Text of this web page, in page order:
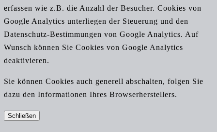
erfassen wie z.B. die Anzahl der Besucher. Cookies von
Google Analytics unterliegen der Steuerung und den
Datenschutz-Bestimmungen von Google Analytics. Auf
Wunsch können Sie Cookies von Google Analytics
deaktivieren.
Sie können Cookies auch generell abschalten, folgen Sie
dazu den Informationen Ihres Browserherstellers.
Schließen